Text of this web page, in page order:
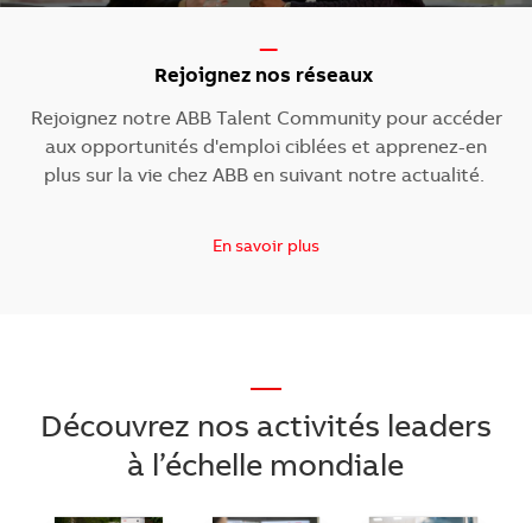
-----
Rejoignez nos réseaux
Rejoignez notre ABB Talent Community pour accéder
aux opportunités d'emploi ciblées et apprenez-en
plus sur la vie chez ABB en suivant notre actualité.
En savoir plus
—
Découvrez nos activités leaders
à l’échelle mondiale